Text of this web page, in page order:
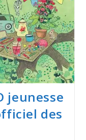
jeunesse
des